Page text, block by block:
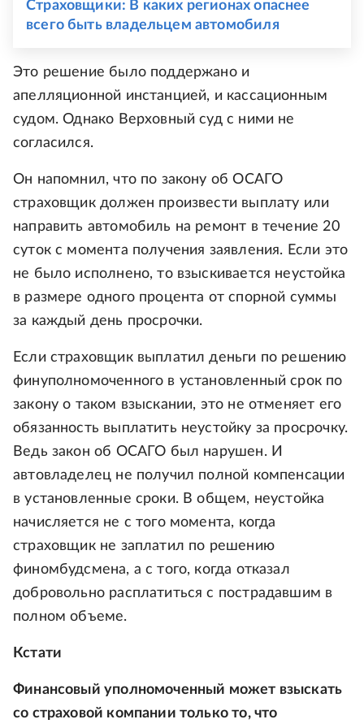
Страховщики: В каких регионах опаснее
всего быть владельцем автомобиля
Это решение было поддержано и
апелляционной инстанцией, и кассационным
судом. Однако Верховный суд с ними не
согласился.
Он напомнил, что по закону об ОСАГО
страховщик должен произвести выплату или
направить автомобиль на ремонт в течение 20
суток с момента получения заявления. Если это
не было исполнено, то взыскивается неустойка
в размере одного процента от спорной суммы
за каждый день просрочки.
Если страховщик выплатил деньги по решению
финуполномоченного в установленный срок по
закону о таком взыскании, это не отменяет его
обязанность выплатить неустойку за просрочку.
Ведь закон об ОСАГО был нарушен. И
автовладелец не получил полной компенсации
в установленные сроки. В общем, неустойка
начисляется не с того момента, когда
страховщик не заплатил по решению
финомбудсмена, а с того, когда отказал
добровольно расплатиться с пострадавшим в
полном объеме.
Кстати
Финансовый уполномоченный может взыскать
со страховой компании только то, что